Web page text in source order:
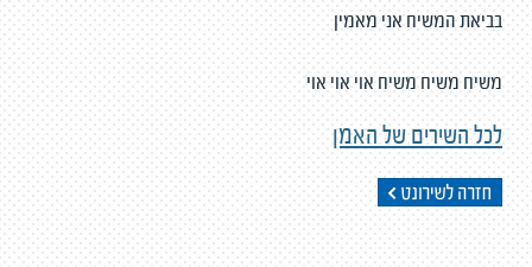
בביאת המשיח אני מאמין
משיח משיח משיח אוי אוי אוי
לכל השירים של האמן